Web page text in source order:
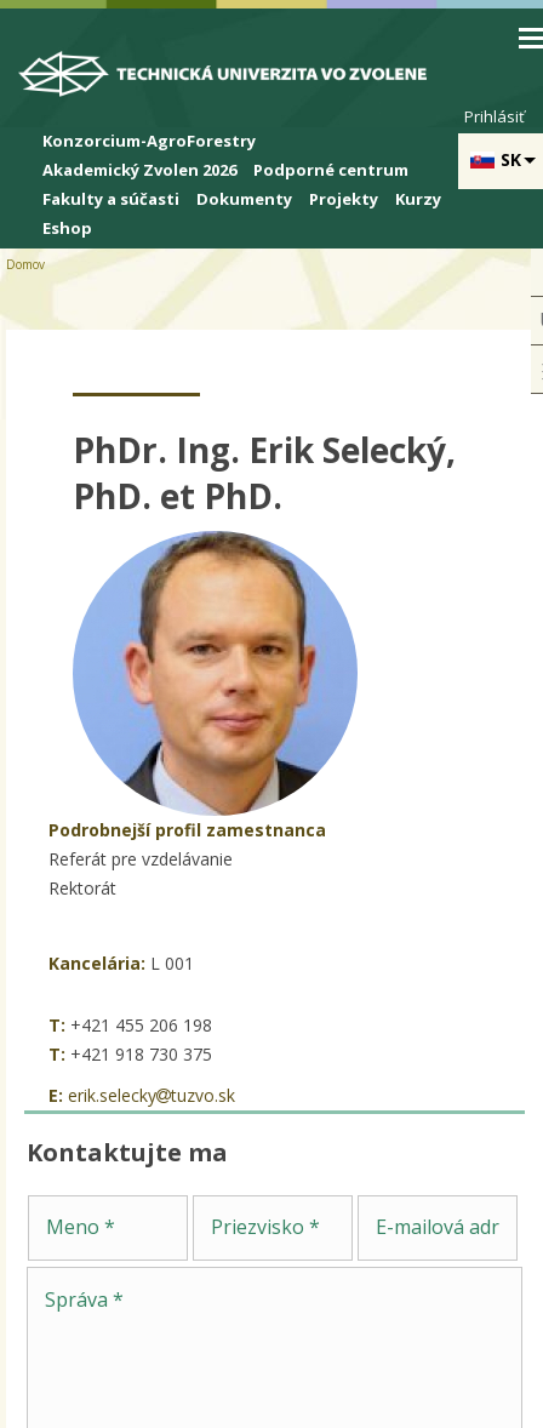
Skip to cookies
Skip to navigation
Skočiť na hlavný obsah
SK
Prihlásiť
Konzorcium-AgroForestry
Akademický Zvolen 2026
Podporné centrum
Fakulty a súčasti
Dokumenty Projekty
Kurzy
Eshop
Domov
PhDr. Ing. Erik Selecký,
PhD. et PhD.
Podrobnejší profil zamestnanca
Referát pre vzdelávanie
Rektorát
Kancelária: L 001
T: +421 455 206 198
T: +421 918 730 375
E: erik.selecky tuzvo.sk
Kontaktujte ma